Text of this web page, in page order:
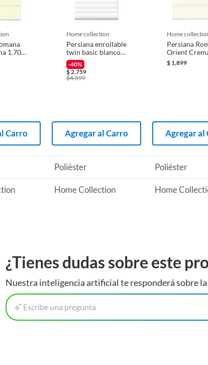
con Trapo Humedo;Quitar Polvo con Plumero
el producto.
1.70
Carro
home collection
Persiana enrollable
twin basic blanco
1.55mx2.40m
-40%
$2,759
$4,599
Agregar al Carro
home
Persiana
Orient
1.6 M
$ 1,899
Agregar al
Poliéster Poliéster
Home Collection Home
¿Tienes dudas sobre este
Nuestra inteligencia artificial te responderá sobre
Escribe una pregunta